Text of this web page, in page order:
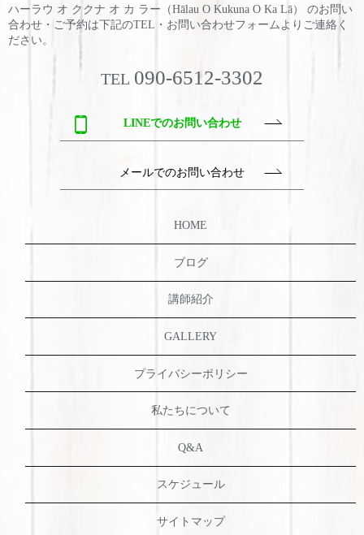
ハーラウ オ ククナ オ カ ラー（Hālau O Kukuna O Ka Lā） のお問い
合わせ・ご予約は下記のTEL・お問い合わせフォームよりご連絡く
ださい。
TEL 090-6512-3302
LINEでのお問い合わせ
メールでのお問い合わせ
HOME
ブログ
講師紹介
GALLERY
プライバシーポリシー
私たちについて
Q&A
スケジュール
サイトマップ